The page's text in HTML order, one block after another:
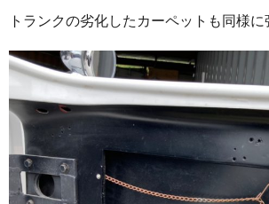
トランクの劣化したカーペットも同様に